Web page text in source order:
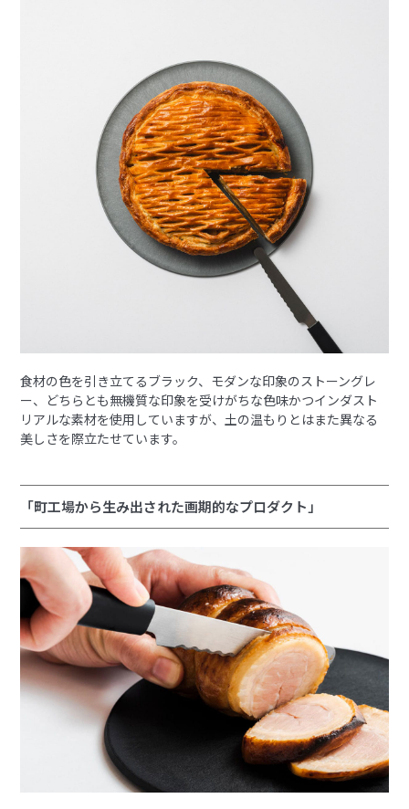
食材の色を引き立てるブラック、モダンな印象のストーングレ
ー、どちらとも無機質な印象を受けがちな色味かつインダスト
リアルな素材を使用していますが、土の温もりとはまた異なる
美しさを際立たせています。
「町工場から生み出された画期的なプロダクト」